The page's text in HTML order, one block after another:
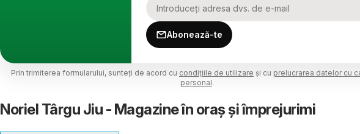
Abonează-te
Prin trimiterea formularului, sunteți de acord cu condițiile de utilizare și cu prelucrarea datelor cu
personal.
Noriel Târgu Jiu - Magazine în oraş şi împrejurimi